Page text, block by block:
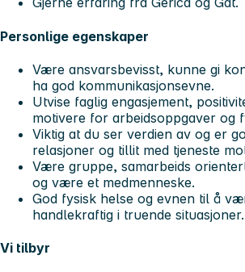
Personlige egenskaper
Være ansvarsbevisst, kunne gi
ha god kommunikasjonsevne.
Utvise faglig engasjement,
motivere for arbeidsoppgaver og
Viktig at du ser verdien av og er
relasjoner og tillit med tjeneste
Være gruppe, samarbeids
og være et medmenneske.
God fysisk helse og evnen til å
handlekraftig i truende situasjoner.
Vi tilbyr